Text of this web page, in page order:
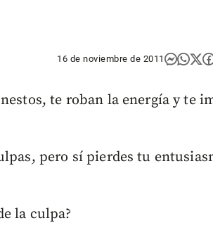
16 de noviembre de 2011
te roban la energía y te
pero sí pierdes tu
la culpa?